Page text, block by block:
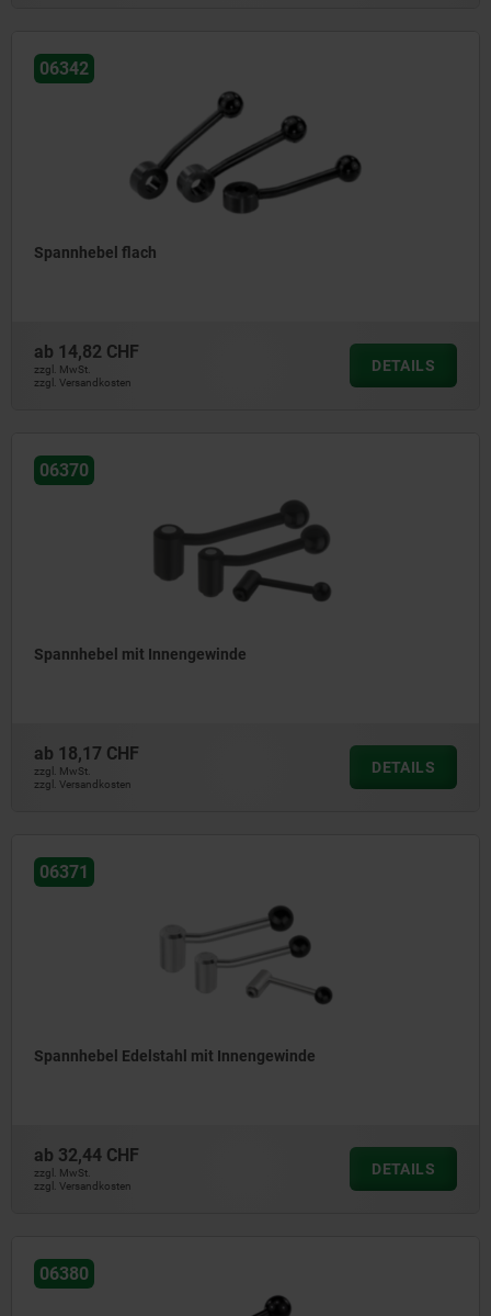
06342
Spannhebel flach
ab 14,82 CHF
zzgl. MwSt.
zzgl. Versandkosten
DETAILS
06370
Spannhebel mit Innengewinde
ab 18,17 CHF
zzgl. MwSt.
zzgl. Versandkosten
DETAILS
06371
Spannhebel Edelstahl mit Innengewinde
ab 32,44 CHF
zzgl. MwSt.
zzgl. Versandkosten
DETAILS
06380